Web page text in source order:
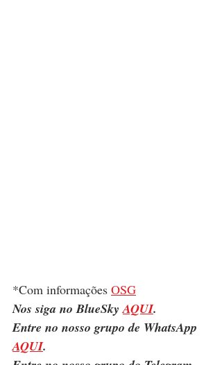
*Com informações OSG
Nos siga no BlueSky AQUI.
Entre no nosso grupo de WhatsApp
AQUI.